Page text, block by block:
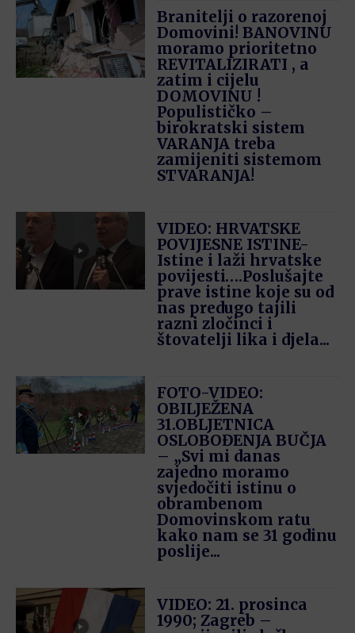
Branitelji o razorenoj
Domovini! BANOVINU
moramo prioritetno
REVITALIZIRATI , a
zatim i cijelu
DOMOVINU !
Populističko –
birokratski sistem
VARANJA treba
zamijeniti sistemom
STVARANJA!
VIDEO: HRVATSKE
POVIJESNE ISTINE-
Istine i laži hrvatske
povijesti….Poslušajte
prave istine koje su od
nas predugo tajili
razni zločinci i
štovatelji lika i djela...
FOTO-VIDEO:
OBILJEŽENA
31.OBLJETNICA
OSLOBOĐENJA BUČJA
– „Svi mi danas
zajedno moramo
svjedočiti istinu o
obrambenom
Domovinskom ratu
kako nam se 31 godinu
poslije...
VIDEO: 21. prosinca
1990; Zagreb –